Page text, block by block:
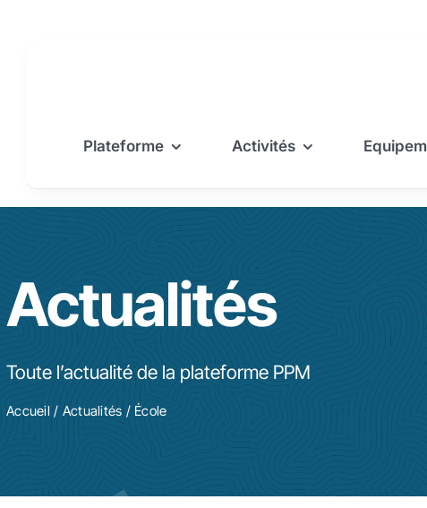
Plateforme Activités
Actualités
Toute l’actualité de la plateforme PPM
Accueil / Actualités / École